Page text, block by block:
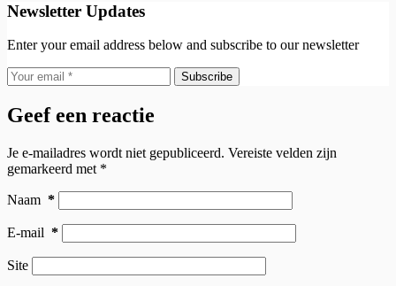
Newsletter Updates
Enter your email address below and subscribe to our newsletter
Subscribe
Geef een reactie
Je e-mailadres wordt niet gepubliceerd. Vereiste velden zijn
gemarkeerd met *
Naam *
E-mail *
Site